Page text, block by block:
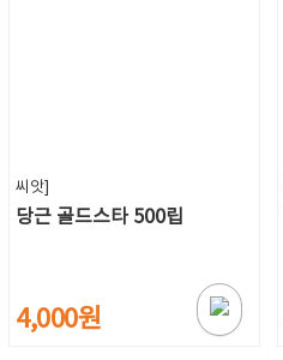
씨앗]
당근 골드스타 500립
4,000원